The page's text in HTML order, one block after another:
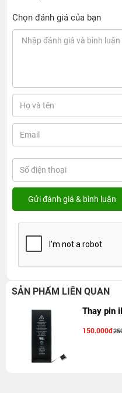
Chọn đánh giá của bạn
SẢN PHẨM LIÊN QUAN
Thay pin
150.000đ